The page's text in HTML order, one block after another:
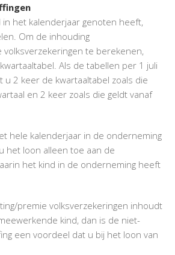
het kalenderjaar genoten heeft,
Om de inhouding
te berekenen,
Als de tabellen per 1 juli
u 2 keer de kwartaaltabel zoals die
en 2 keer zoals die geldt vanaf
hele kalenderjaar in de onderneming
het loon alleen toe aan de
het kind in de onderneming heeft
premie volksverzekeringen inhoudt
kind, dan is de niet-
een voordeel dat u bij het loon van